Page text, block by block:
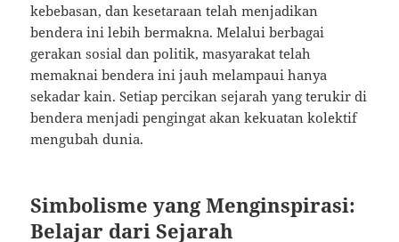
kebebasan, dan kesetaraan telah menjadikan
bendera ini lebih bermakna. Melalui berbagai
gerakan sosial dan politik, masyarakat telah
memaknai bendera ini jauh melampaui hanya
sekadar kain. Setiap percikan sejarah yang terukir di
bendera menjadi pengingat akan kekuatan kolektif
mengubah dunia.
Simbolisme yang Menginspirasi:
Belajar dari Sejarah